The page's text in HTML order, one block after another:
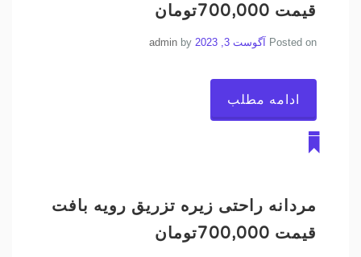
قيمت 700,000تومان
Posted on آگوست 3, 2023 admin
ادامه مطلب
مردانه راحتی زیره تزریق رویه بافت
قیمت 700,000تومان